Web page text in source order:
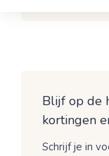
Blijf op de
kortingen
Schrijf je in